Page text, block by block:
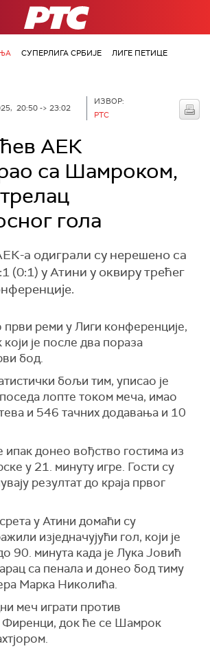
РТС
СУПЕРЛИГА СРБИЈЕ
ЛИГЕ ПЕТИЦЕ
20:50 -> 23:02
ИЗВОР:
РТС
АЕК
са Шамроком,
гола
а одиграли су нерешено са
(0:1) у Атини у оквиру трећег
први реми у Лиги конференције,
је после два пораза
бод.
бољи тим, уписао је
лопте током меча, имао
и 546 тачних додавања и 10
ипак донео вођство гостима из
у 21. минуту игре. Гости су
резултат до краја првог
у Атини домаћи су
изједначујући гол, који је
90. минута када је Лука Јовић
са пенала и донео бод тиму
Марка Николића.
меч играти против
Фиренци, док ће се Шамрок